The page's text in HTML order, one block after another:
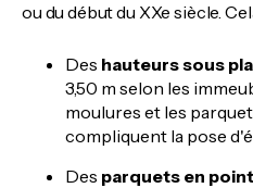
ou du début du XXe siècle.
Des hauteurs sous
3,50 m selon les
moulures et les
compliquent la pose
Des parquets en